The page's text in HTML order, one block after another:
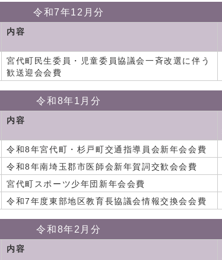
令和7年12月分
内容
宮代町民生委員・児童委員協議会一斉改選に伴う
歓送迎会会費
令和8年1月分
内容
令和8年宮代町・杉戸町交通指導員会新年会会費
令和8年南埼玉郡市医師会新年賀詞交歓会会費
宮代町スポーツ少年団新年会会費
令和7年度東部地区教育長協議会情報交換会会費
令和8年2月分
内容